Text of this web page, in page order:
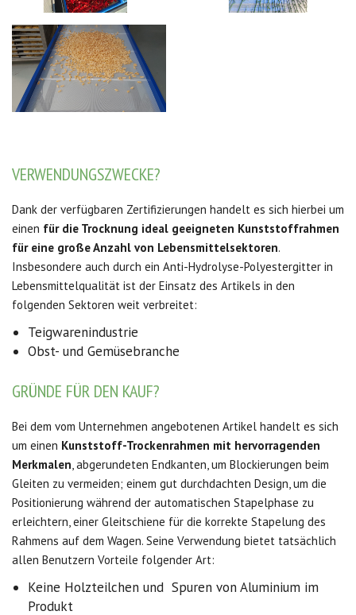
VERWENDUNGSZWECKE?
Dank der verfügbaren Zertifizierungen handelt es sich hierbei um
einen für die Trocknung ideal geeigneten Kunststoffrahmen
für eine große Anzahl von Lebensmittelsektoren.
Insbesondere auch durch ein Anti-Hydrolyse-Polyestergitter in
Lebensmittelqualität ist der Einsatz des Artikels in den
folgenden Sektoren weit verbreitet:
Teigwarenindustrie
Obst- und Gemüsebranche
GRÜNDE FÜR DEN KAUF?
Bei dem vom Unternehmen angebotenen Artikel handelt es sich
um einen Kunststoff-Trockenrahmen mit hervorragenden
Merkmalen , abgerundeten Endkanten, um Blockierungen beim
Gleiten zu vermeiden; einem gut durchdachten Design, um die
Positionierung während der automatischen Stapelphase zu
erleichtern, einer Gleitschiene für die korrekte Stapelung des
Rahmens auf dem Wagen. Seine Verwendung bietet tatsächlich
allen Benutzern Vorteile folgender Art:
Keine Holzteilchen und Spuren von Aluminium im
Produkt